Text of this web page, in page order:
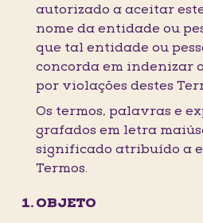
autorizado a aceitar
nome da entidade ou
que tal entidade ou
concorda em indenizar
por violações destes
Os termos, palavras e
grafados em letra
significado atribuído a
Termos.
OBJETO